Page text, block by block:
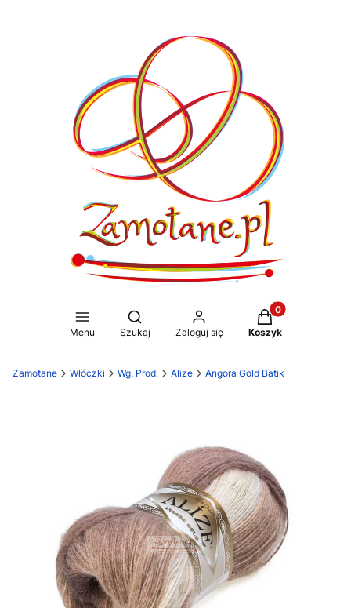
Menu
Otwórz wyszukiwarkę
Szukaj Zaloguj się
Produkty w
Koszyk
Zamotane Włóczki Wg. Prod. Alize Angora Gold Batik